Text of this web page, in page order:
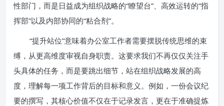
性部门，而是日益成为组织战略的“瞭望台”、高效运转的“指
挥部”以及内部协同的“粘合剂”。
“提升站位”意味着办公室工作者需要摆脱传统思维的束
缚，从更高维度审视自身职责。这要求我们不再仅仅关注手
头具体的任务，而是要跳出细节，站在组织战略发展的高
度，理解每一项工作背后的目标和意义。例如，一份会议纪
要的撰写，其核心价值不仅在于记录发言，更在于准确提炼